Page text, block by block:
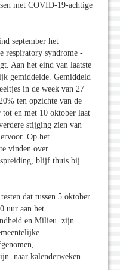
met COVID-19-achtige
september het
respiratory syndrome -
Aan het eind van laatste
gemiddelde. Gemiddeld
in de week van 27
ten opzichte van de
en met 10 oktober laat
stijging zien van
Op het
vinden over
blijf thuis bij
dat tussen 5 oktober
uur aan het
en Milieu zijn
naar kalenderweken.